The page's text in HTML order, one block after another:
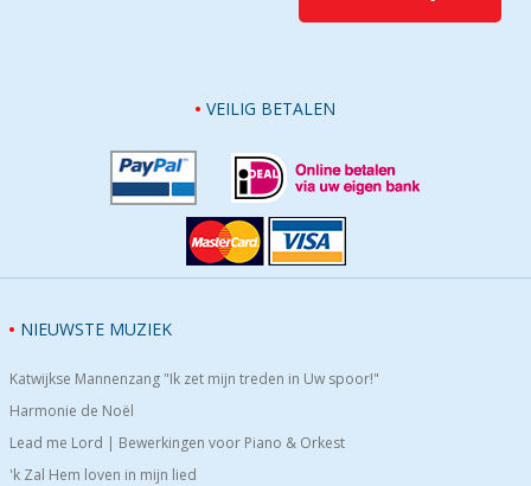
VEILIG BETALEN
NIEUWSTE MUZIEK
Katwijkse Mannenzang "Ik zet mijn treden in Uw spoor!"
Harmonie de Noël
Lead me Lord | Bewerkingen voor Piano & Orkest
'k Zal Hem loven in mijn lied